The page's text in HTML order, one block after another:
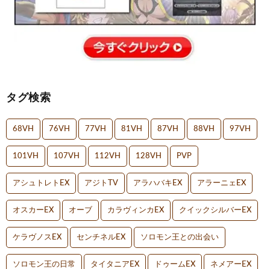
タグ検索
68VH 76VH 77VH 81VH 87VH 88VH 97VH
101VH 107VH 112VH 128VH PVP
アシュトレトEX アジトTV アラハバキEX アラーニェEX
オスカーEX オーブ カラヴィンカEX クイックシルバーEX
ケラヴノスEX センチネルEX ソロモン王との出会い
ソロモン王の日常 タイタニアEX ドゥームEX ネメアーEX